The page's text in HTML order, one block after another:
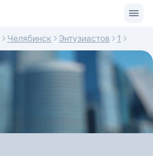
Челябинск Энтузиастов 1